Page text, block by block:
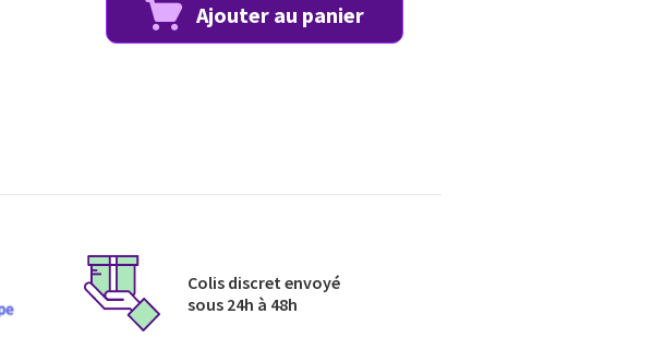
Ajouter au panier
Colis discret envoyé​
sous 24h à 48h​